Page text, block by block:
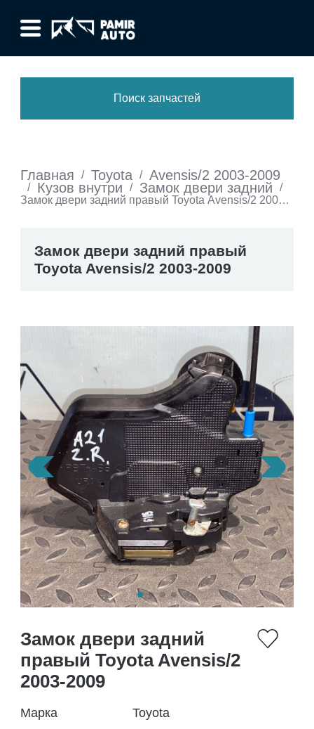
Поиск запчастей
Главная / Toyota / Avensis/2 2003-2009
/ Кузов внутри / Замок двери задний
/
Замок двери задний правый Toyota Avensis/2 2003-
Замок двери задний правый
Toyota Avensis/2 2003-2009
Замок двери задний
правый Toyota Avensis/2
2003-2009
Марка
Toyota